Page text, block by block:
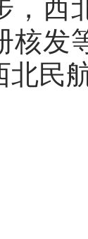
，西
核发
北民